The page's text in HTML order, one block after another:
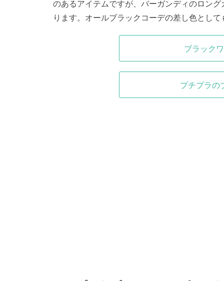
のあるアイテムですが、バーガンディのロン
ります。オールブラックコーデの差し色とし
ブラック
プチプラの